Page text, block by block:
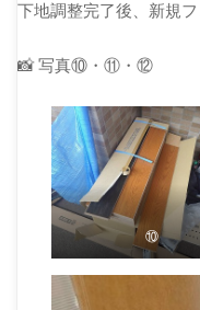
下地調整完了後、新規
📸 写真⑩・⑪・⑫
⑩